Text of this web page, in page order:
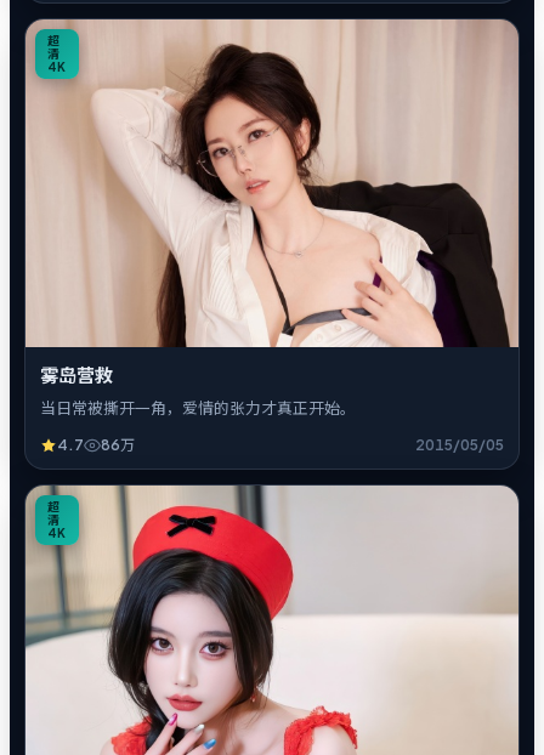
超
清
4K
雾岛营救
当日常被撕开一角，爱情的张力才真正开始。
4.7 86万 2015/05/05
超
清
4K